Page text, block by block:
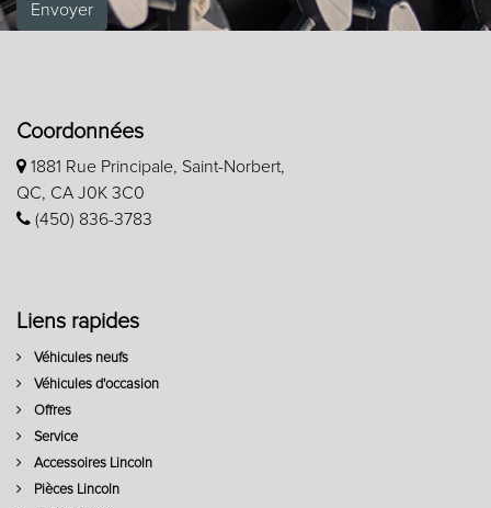
Envoyer
Coordonnées
1881 Rue Principale, Saint-Norbert,
QC, CA J0K 3C0
(450) 836-3783
Liens rapides
Véhicules neufs
Véhicules d'occasion
Offres
Service
Accessoires Lincoln
Pièces Lincoln